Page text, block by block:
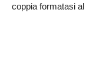
coppia formatasi al